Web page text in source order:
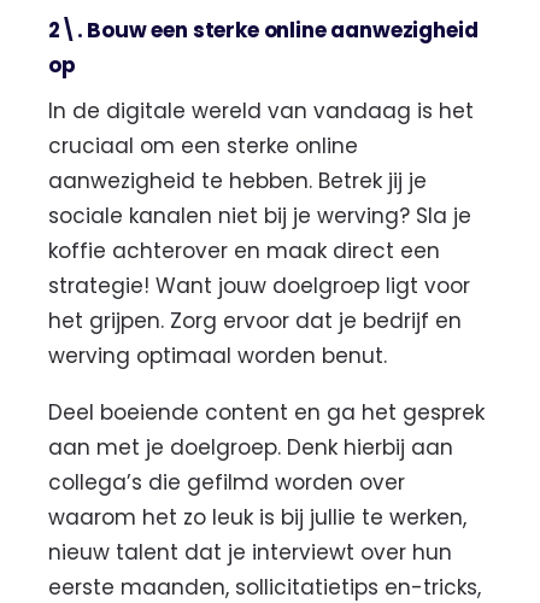
2\. Bouw een sterke online aanwezigheid
op
In de digitale wereld van vandaag is het
cruciaal om een sterke online
aanwezigheid te hebben. Betrek jij je
sociale kanalen niet bij je werving? Sla je
koffie achterover en maak direct een
strategie! Want jouw doelgroep ligt voor
het grijpen. Zorg ervoor dat je bedrijf en
werving optimaal worden benut.
Deel boeiende content en ga het gesprek
aan met je doelgroep. Denk hierbij aan
collega’s die gefilmd worden over
waarom het zo leuk is bij jullie te werken,
nieuw talent dat je interviewt over hun
eerste maanden, sollicitatietips en-tricks,